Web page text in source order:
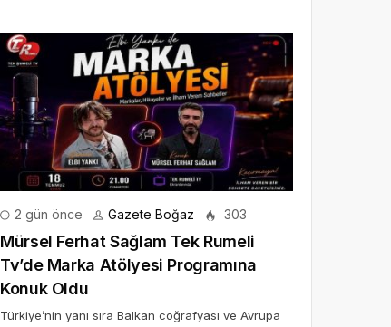
2 gün önce Gazete Boğaz 303
Mürsel Ferhat Sağlam Tek Rumeli
Tv’de Marka Atölyesi Programına
Konuk Oldu
Türkiye’nin yanı sıra Balkan coğrafyası ve Avrupa